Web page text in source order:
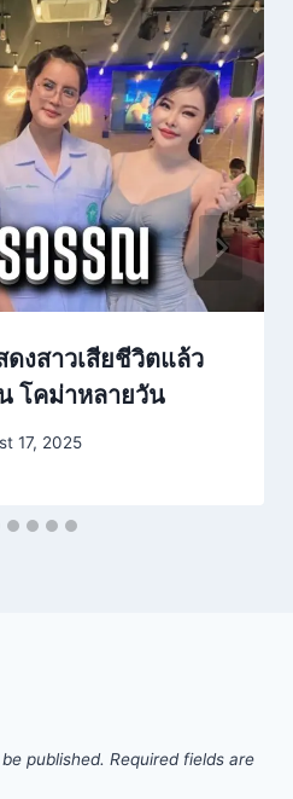
งสาวเสียชีวิตแล้ว
โคม่าหลายวัน
17, 2025
published. Required fields are